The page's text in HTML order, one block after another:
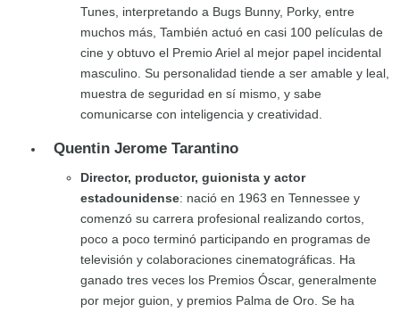
Tunes, interpretando a Bugs Bunny, Porky, entre
muchos más, También actuó en casi 100 películas de
cine y obtuvo el Premio Ariel al mejor papel incidental
masculino. Su personalidad tiende a ser amable y leal,
muestra de seguridad en sí mismo, y sabe
comunicarse con inteligencia y creatividad.
Quentin Jerome Tarantino
Director, productor, guionista y actor
estadounidense: nació en 1963 en Tennessee y
comenzó su carrera profesional realizando cortos,
poco a poco terminó participando en programas de
televisión y colaboraciones cinematográficas. Ha
ganado tres veces los Premios Óscar, generalmente
por mejor guion, y premios Palma de Oro. Se ha